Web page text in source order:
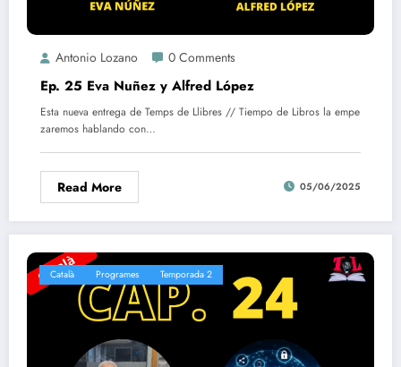
Antonio Lozano 0 Comments
Ep. 25 Eva Nuñez y Alfred López
Esta nueva entrega de Temps de Llibres // Tiempo de Libros la empe
zaremos hablando con…
Read More 05/06/2025
Català Programes Temporada 2